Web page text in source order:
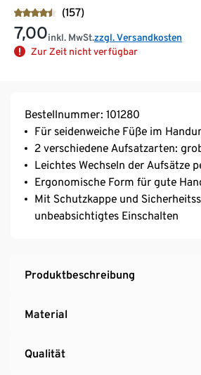
(157)
7,00inkl. MwSt.zzgl. Versandkosten
Zur Zeit nicht verfügbar
Bestellnummer: 101280
Für seidenweiche Füße im
2 verschiedene Aufsatzarten:
Leichtes Wechseln der Aufsätze
Ergonomische Form für gute
Mit Schutzkappe und
unbeabsichtigtes Einschalten
Produktbeschreibung
Material
Qualität